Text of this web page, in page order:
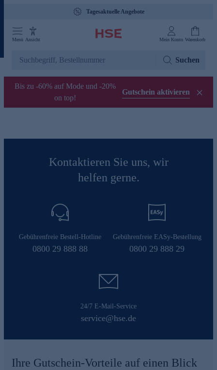
Tagesaktuelle Angebote
Menü Ansicht Mein Konto Warenkorb
Suchen
Bis zu -60% auf Mode und -20%
on top!
Gutschein aktivieren
Kontaktieren Sie uns, wir
helfen gerne.
Gebührenfreie Bestell-Hotline
0800 29 888 88
Gebührenfreie EASy-Bestellung
0800 29 888 29
24/7 E-Mail-Service
service@hse.de
Ihre Gutschein-Vorteile auf einen Blick